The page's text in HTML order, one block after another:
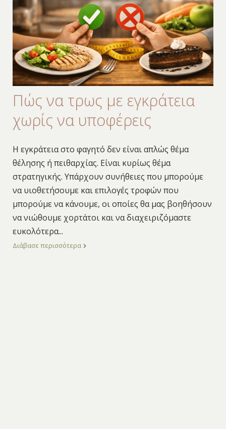
Πώς να τρως με εγκράτεια
χωρίς να υποφέρεις
Η εγκράτεια στο φαγητό δεν είναι απλώς θέμα
θέλησης ή πειθαρχίας. Είναι κυρίως θέμα
στρατηγικής. Υπάρχουν συνήθειες που μπορούμε
να υιοθετήσουμε και επιλογές τροφών που
μπορούμε να κάνουμε, οι οποίες θα μας βοηθήσουν
να νιώθουμε χορτάτοι και να διαχειριζόμαστε
ευκολότερα...
Διάβασε περισσότερα